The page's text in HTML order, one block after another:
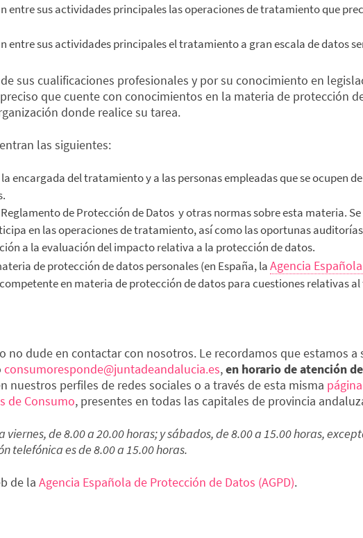
entre sus actividades principales las operaciones de tratamiento que
entre sus actividades principales el tratamiento a gran escala de datos
sus cualificaciones profesionales y por su conocimiento en
que cuente con conocimientos en la materia de protección
donde realice su tarea.
las siguientes:
encargada del tratamiento y a las personas empleadas que se ocupen
de Protección de Datos y otras normas sobre esta materia.
en las operaciones de tratamiento, así como las oportunas
a la evaluación del impacto relativa a la protección de datos.
de protección de datos personales (en España, laAgencia
en materia de protección de datos para cuestiones relativas
no dude en contactar con nosotros. Le recordamos que estamos a
consumoresponde@juntadeandalucia.es,en horario de atención
nuestros perfiles de redes sociales o a través de esta misma
de Consumo, presentes en todas las capitales de provincia
viernes, de 8.00 a 20.00 horas; y sábados, de 8.00 a 15.00 horas,
telefónica es de 8.00 a 15.00 horas.
de la Agencia Española de Protección de Datos (AGPD).